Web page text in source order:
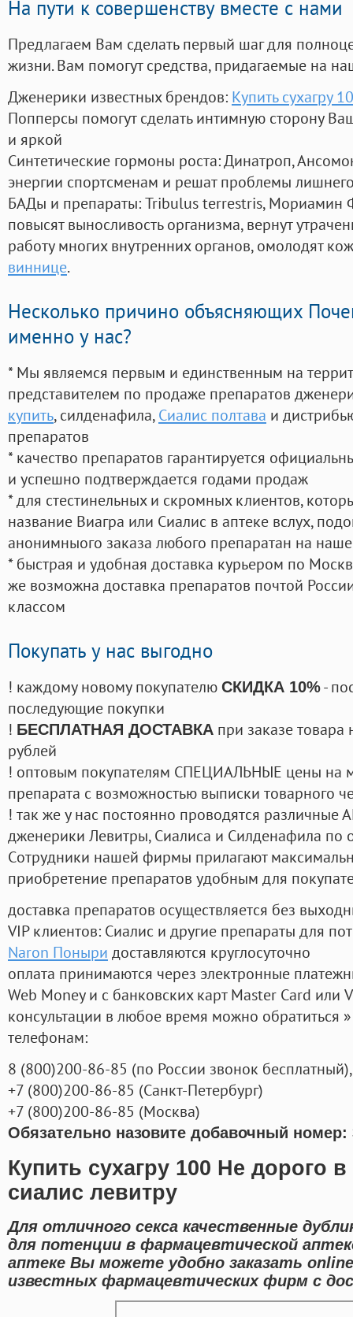
На пути к совершенству вместе с нами
Предлагаем Вам сделать первый шаг для
жизни. Вам помогут средства, придагаемые на
Дженерики известных брендов: Купить сухагру
Попперсы помогут сделать интимную сторону
и яркой
Синтетические гормоны роста: Динатроп,
энергии спортсменам и решат проблемы
БАДы и препараты:Tribulus terrestris, Мориамин
повысят выносливость организма, вернут
работу многих внутренних органов, омолодят
виннице.
Несколько причино объясняющих
именно у нас?
* Мы являемся первым и единственным на
представителем по продаже препаратов
купить, силденафила, Сиалис полтава и
препаратов
* качество препаратов гарантируется
и успешно подтверждается годами продаж
* для стестинельных и скромных клиентов,
название Виагра или Сиалис в аптеке вслух,
анонимныого заказа любого препаратан на
* быстрая и удобная доставка курьером по
же возможна доставка препаратов почтой
классом
Покупать у нас выгодно
! каждому новому покупателю СКИДКА 10%-
последующие покупки
! БЕСПЛАТНАЯ ДОСТАВКА при заказе
рублей
! оптовым покупателям СПЕЦИАЛЬНЫЕ цены на
препарата с возможностью выписки товарного
! так же у нас постоянно проводятся
дженерики Левитры, Сиалиса и Силденафила по
Cотрудники нашей фирмы прилагают
приобретение препаратов удобным для
доставка препаратов осуществляется без
VIP клиентов: Сиалис и другие препараты для
Naron Поныри доставляются круглосуточно
оплата принимаются через электронные
Web Money и с банковских карт Master Card или
консультации в любое время можно обратиться
телефонам:
8 (800)200-86-85 (по России звонок бесплатный),
+7 (800)200-86-85 (Санкт-Петербург)
+7 (800)200-86-85 (Москва)
Обязательно назовите добавочный номер:
Купить сухагру 100 Не дорого
сиалис левитру
Для отличного секса качественные
для потенции в фармацевтической
аптеке Вы можете удобно заказать
известных фармацевтических фирм с